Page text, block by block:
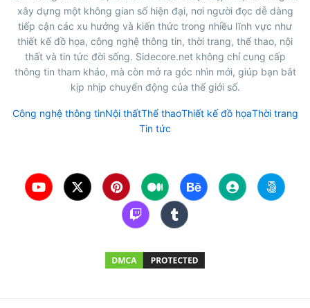
xây dựng một không gian số hiện đại, nơi người đọc dễ dàng
tiếp cận các xu hướng và kiến thức trong nhiều lĩnh vực như
thiết kế đồ họa, công nghệ thông tin, thời trang, thể thao, nội
thất và tin tức đời sống. Sidecore.net không chỉ cung cấp
thông tin tham khảo, mà còn mở ra góc nhìn mới, giúp bạn bắt
kịp nhịp chuyển động của thế giới số.
Công nghệ thông tinNội thấtThể thaoThiết kế đồ họaThời trang
Tin tức